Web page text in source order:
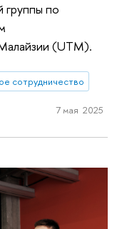
группы по
(UTM).
сотрудничество
7 мая 2025